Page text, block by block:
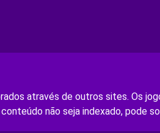
através de outros sites. Os
não seja indexado, pode